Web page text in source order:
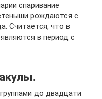
спаривание
рождаются с
Считается, что в
в период с
до двадцати